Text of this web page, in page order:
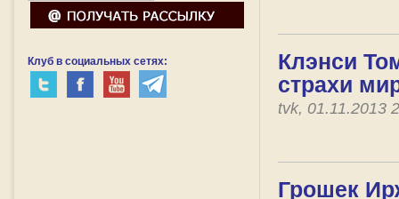
Клуб в социальных сетях:
Клэнси
страхи
tvk, 01.11.2013
Грошек